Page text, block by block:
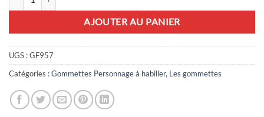
AJOUTER AU PANIER
UGS :GF957
Catégories :Gommettes Personnage à habiller, Les gommettes